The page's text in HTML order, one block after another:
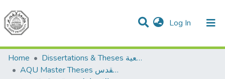
Log In (current)
Communities & Collections
All of DSpace
Home
Dissertations & Theses الرسائل الجامعية
AQU Master Theses الرسائل الجامعية الخاصة بجامعة القدس